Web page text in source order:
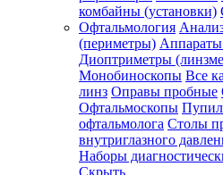
комбайны (установки)
Офтальмология
(периметры) Аппараты
Диоптриметры
Монобиноскопы Все
линз Оправы пробные
Офтальмоскопы
офтальмолога Столы
внутриглазного
Наборы
Скрыть